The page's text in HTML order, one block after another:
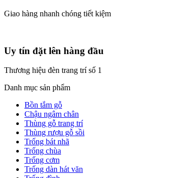
Giao hàng nhanh chóng tiết kiệm
Uy tín đặt lên hàng đầu
Thương hiệu đèn trang trí số 1
Danh mục sản phẩm
Bồn tắm gỗ
Chậu ngâm chân
Thùng gỗ trang trí
Thùng rượu gỗ sồi
Trống bát nhã
Trống chùa
Trống cơm
Trống dàn hát văn